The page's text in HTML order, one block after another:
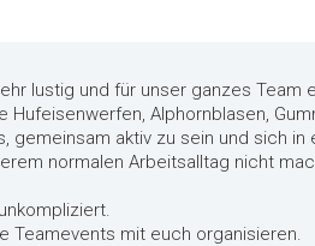
lustig und für unser ganzes Team
Alphornblasen,
gemeinsam aktiv zu sein und sich in
normalen Arbeitsalltag nicht
Teamevents mit euch organisieren.